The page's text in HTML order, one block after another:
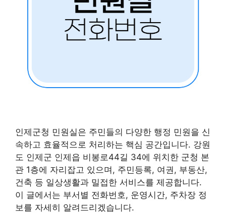
인제군청 민원실은 주민들의 다양한 행정 민원을 신
속하고 효율적으로 처리하는 핵심 공간입니다. 강원
도 인제군 인제읍 비봉로44길 34에 위치한 군청 본
관 1층에 자리잡고 있으며, 주민등록, 여권, 부동산,
건축 등 일상생활과 밀접한 서비스를 제공합니다.
이 글에서는 부서별 전화번호, 운영시간, 주차장 정
보를 자세히 알려드리겠습니다.